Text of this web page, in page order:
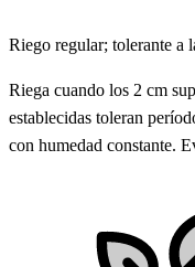
Riego regular; tolerante a
Riega cuando los 2 cm
establecidas toleran
con humedad constante.